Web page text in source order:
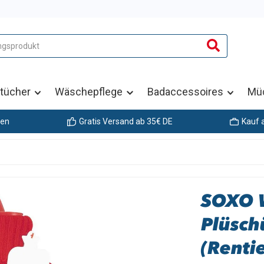
Wäschepflege Badaccessoires
Gratis Versand ab 35€ DE Kauf
SOXO